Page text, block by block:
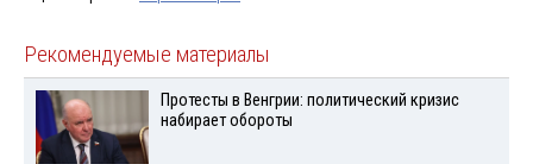
Рекомендуемые материалы
Протесты в Венгрии: политический кризис
набирает обороты